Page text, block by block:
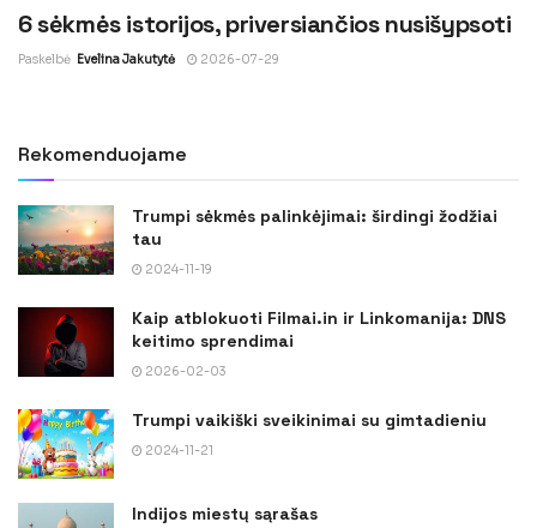
6 sėkmės istorijos, priversiančios nusišypsoti
Paskelbė Evelina Jakutytė 2026-07-29
Rekomenduojame
Trumpi sėkmės palinkėjimai: širdingi žodžiai
tau
2024-11-19
Kaip atblokuoti Filmai.in ir Linkomanija: DNS
keitimo sprendimai
2026-02-03
Trumpi vaikiški sveikinimai su gimtadieniu
2024-11-21
Indijos miestų sąrašas